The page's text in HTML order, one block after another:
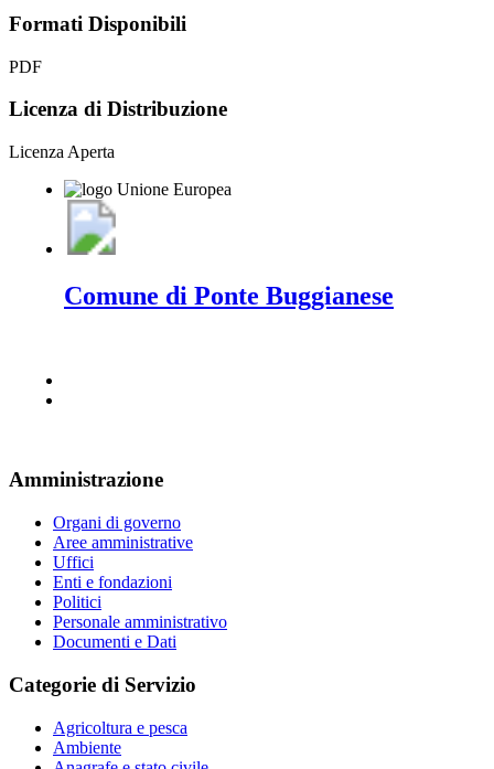
Formati Disponibili
PDF
Licenza di Distribuzione
Licenza Aperta
Comune di Ponte Buggianese
Amministrazione
Organi di governo
Aree amministrative
Uffici
Enti e fondazioni
Politici
Personale amministrativo
Documenti e Dati
Categorie di Servizio
Agricoltura e pesca
Ambiente